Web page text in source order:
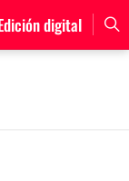
digital